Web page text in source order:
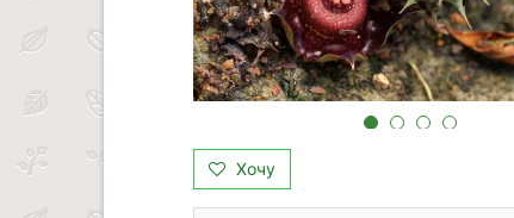
Хочу